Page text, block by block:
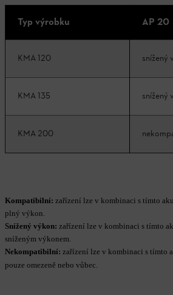
Typ výrobku AP 20
KMA 120 snížený
KMA 135 snížený
KMA 200
Kompatibilní: zařízení lze v kombinaci s tímto
plný výkon.
Snížený výkon: zařízení lze v kombinaci s tímto
sníženým výkonem.
Nekompatibilní: zařízení lze v kombinaci s tímto
pouze omezeně nebo vůbec.